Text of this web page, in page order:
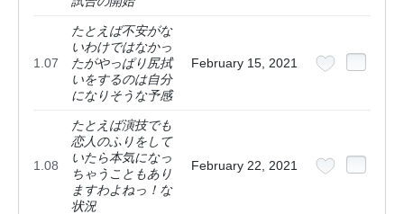
1.07
たとえば不安がな
いわけではなかっ
たがやっぱり尻拭
いをするのは自分
になりそうな予感
February 15, 2021
1.08
たとえば演技でも
恋人のふりをして
いたら本気になっ
ちゃうこともあり
ますわよねっ！な
状況
February 22, 2021